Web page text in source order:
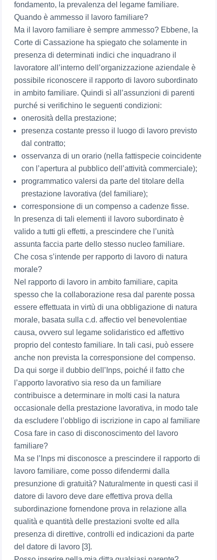
fondamento, la prevalenza del legame familiare.
Quando è ammesso il lavoro familiare?
Ma il lavoro familiare è sempre ammesso? Ebbene, la
Corte di Cassazione ha spiegato che solamente in
presenza di determinati indici che inquadrano il
lavoratore all’interno dell’organizzazione aziendale è
possibile riconoscere il rapporto di lavoro subordinato
in ambito familiare. Quindi sì all’assunzioni di parenti
purché si verifichino le seguenti condizioni:
onerosità della prestazione;
presenza costante presso il luogo di lavoro previsto
dal contratto;
osservanza di un orario (nella fattispecie coincidente
con l’apertura al pubblico dell’attività commerciale);
programmatico valersi da parte del titolare della
prestazione lavorativa (del familiare);
corresponsione di un compenso a cadenze fisse.
In presenza di tali elementi il lavoro subordinato è
valido a tutti gli effetti, a prescindere che l’unità
assunta faccia parte dello stesso nucleo familiare.
Che cosa s’intende per rapporto di lavoro di natura
morale?
Nel rapporto di lavoro in ambito familiare, capita
spesso che la collaborazione resa dal parente possa
essere effettuata in virtù di una obbligazione di natura
morale, basata sulla c.d. affectio vel benevolentiae
causa, ovvero sul legame solidaristico ed affettivo
proprio del contesto familiare. In tali casi, può essere
anche non prevista la corresponsione del compenso.
Da qui sorge il dubbio dell’Inps, poiché il fatto che
l’apporto lavorativo sia reso da un familiare
contribuisce a determinare in molti casi la natura
occasionale della prestazione lavorativa, in modo tale
da escludere l’obbligo di iscrizione in capo al familiare
Cosa fare in caso di disconoscimento del lavoro
familiare?
Ma se l’Inps mi disconosce a prescindere il rapporto di
lavoro familiare, come posso difendermi dalla
presunzione di gratuità? Naturalmente in questi casi il
datore di lavoro deve dare effettiva prova della
subordinazione fornendone prova in relazione alla
qualità e quantità delle prestazioni svolte ed alla
presenza di direttive, controlli ed indicazioni da parte
del datore di lavoro [3].